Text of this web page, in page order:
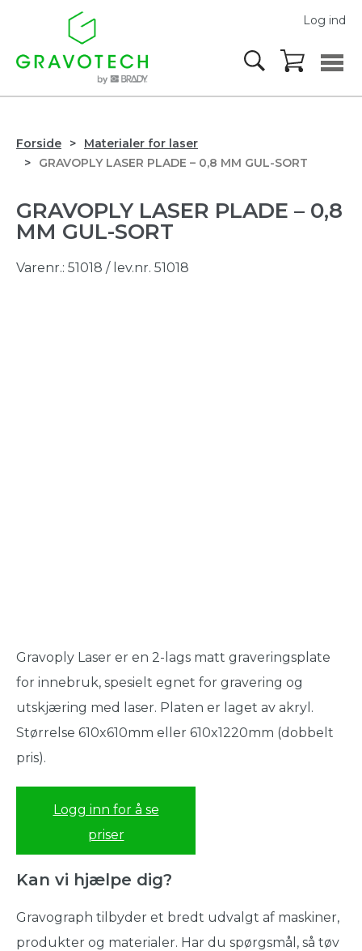
Log ind
Forside
Materialer for laser
GRAVOPLY LASER PLADE – 0,8 MM GUL-SORT
GRAVOPLY LASER PLADE – 0,8
MM GUL-SORT
Varenr.: 51018 / lev.nr. 51018
Gravoply Laser er en 2-lags matt graveringsplate
for innebruk, spesielt egnet for gravering og
utskjæring med laser. Platen er laget av akryl.
Størrelse 610x610mm eller 610x1220mm (dobbelt
pris).
Logg inn for å se
priser
Kan vi hjælpe dig?
Gravograph tilbyder et bredt udvalgt af maskiner,
produkter og materialer. Har du spørgsmål, så tøv